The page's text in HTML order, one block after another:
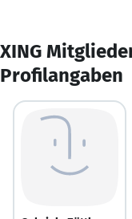
XING
Profilangaben